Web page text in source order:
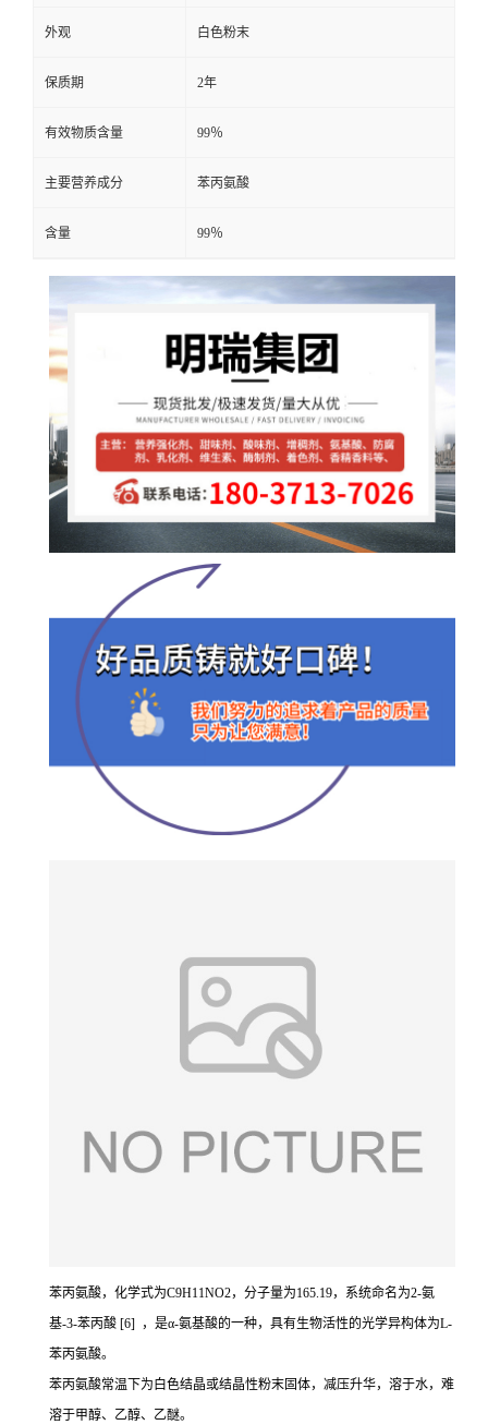
外观 白色粉末
保质期 2年
有效物质含量 99％
主要营养成分 苯丙氨酸
含量 99％
苯丙氨酸，化学式为C9H11NO2，分子量为165.19，系统命名为2-氨
基-3-苯丙酸 [6] ，是α-氨基酸的一种，具有生物活性的光学异构体为L-
苯丙氨酸。
苯丙氨酸常温下为白色结晶或结晶性粉末固体，减压升华，溶于水，难
溶于甲醇、乙醇、乙醚。